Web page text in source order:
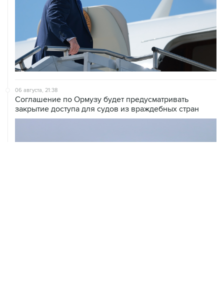
06 августа, 21:38
Соглашение по Ормузу будет предусматривать
закрытие доступа для судов из враждебных стран